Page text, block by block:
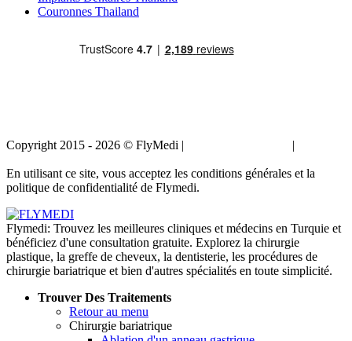
Couronnes Thailand
Copyright 2015 - 2026 © FlyMedi | |
En utilisant ce site, vous acceptez les conditions générales et la
politique de confidentialité de Flymedi.
Flymedi: Trouvez les meilleures cliniques et médecins en Turquie et
bénéficiez d'une consultation gratuite. Explorez la chirurgie
plastique, la greffe de cheveux, la dentisterie, les procédures de
chirurgie bariatrique et bien d'autres spécialités en toute simplicité.
Trouver Des Traitements
Retour au menu
Chirurgie bariatrique